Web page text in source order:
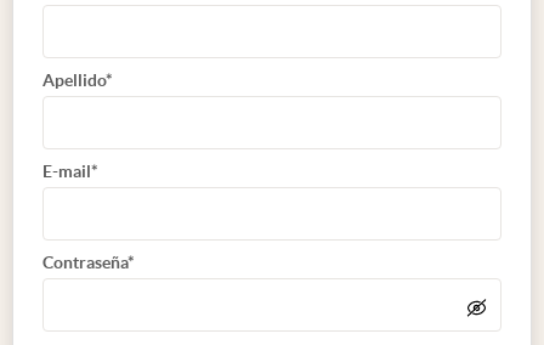
Apellido*
E-mail*
Contraseña*